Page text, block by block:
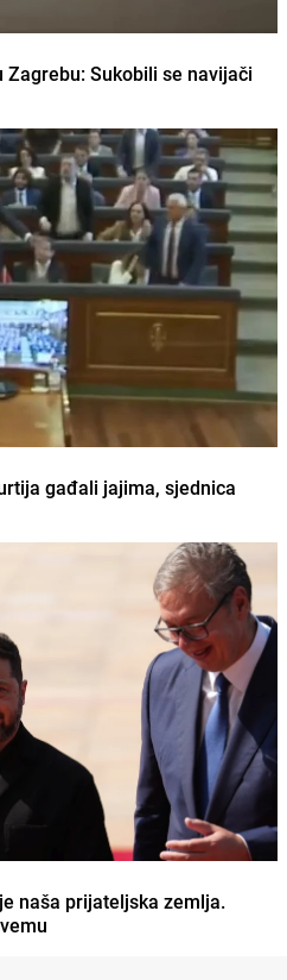
Sukobili se navijači
gađali jajima, sjednica
naša prijateljska zemlja.